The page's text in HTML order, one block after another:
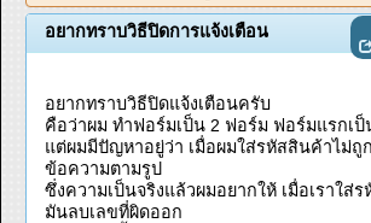
อยากทราบวิธีปิดการแจ้งเตือน
อยากทราบวิธีปิดแจ้งเตือนครับ
คือว่าผม ทำฟอร์มเป็น 2 ฟอร์ม ฟอร์มแรกเ
แต่ผมมีปัญหาอยู่ว่า เมื่อผมใส่รหัสสินค้าไม่ถู
ข้อความตามรูป
ซึ่งความเป็นจริงแล้วผมอยากให้ เมื่อเราใส่
มันลบเลขที่ผิดออก